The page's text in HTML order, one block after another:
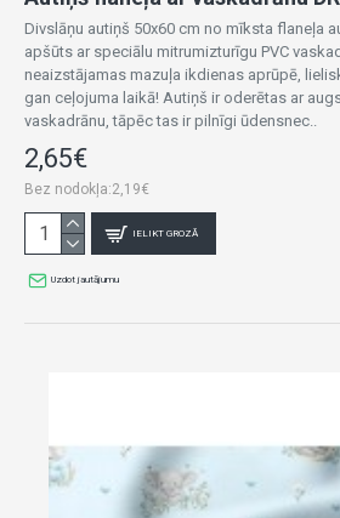
Divslāņu autiņš 50x60 cm no mīksta flaneļa
apšūts ar speciālu mitrumizturīgu PVC
neaizstājamas mazuļa ikdienas aprūpē,
gan ceļojuma laikā! Autiņš ir oderētas ar
vaskadrānu, tāpēc tas ir pilnīgi ūdensnec..
2,65€
Bez nodokļa:2,19€
IELIKT GROZĀ
Uzdot jautājumu